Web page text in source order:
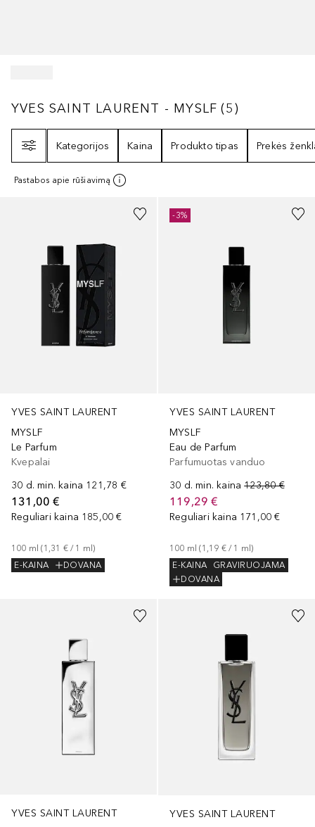
YVES SAINT LAURENT - MYSLF5
YVES SAINT LAURENT - MYSLF (5)
Kategorijos
Kaina Produkto tipas Prekės
Pastabos apie rūšiavimą
YVES SAINT LAURENT
MYSLF
Le Parfum
Kvepalai
30 d. min. kaina 121,78 €
131,00 €
Reguliari kaina 185,00 €
100 ml (1,31 € / 1 ml)
E-KAINA
DOVANA
YVES SAINT LAURENT
MYSLF
Eau de Parfum
Parfumuotas vanduo
30 d. min. kaina 123,80 €
119,29 €
Reguliari kaina 171,00 €
100 ml (1,19 € / 1 ml)
E-KAINA
GRAVIRUOJAMA
DOVANA
-3%
YVES SAINT LAURENT
YVES SAINT LAURENT